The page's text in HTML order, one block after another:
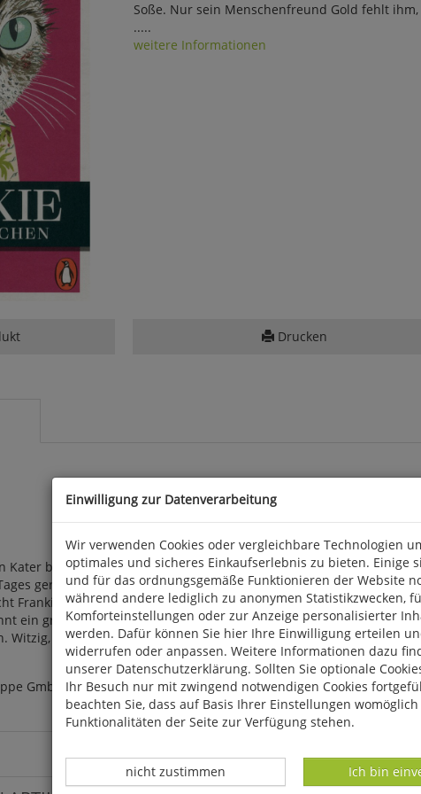
Soße. Nur sein Menschenfreund Gold fehlt
.....
weitere Informationen
Drucken
Kater braucht: einen Riesen-Fernseher, ein Riesen-Bett und Futter
gerät Frankie nach einem nächtlichen Streifzug in ein
Frankie nach einem Weg zurück. Dabei trifft er auf ein Mädchen,
ein großes Abenteuer und die Reise durch ein Land, in dem
klug und zutiefst bewegend. 2026. 235 S., Format: 13 x 20,4
GmbH, Neumarkter Str. 28, D 81673 München,
Einwilligung zur Datenverarbeitung
Wir verwenden Cookies oder vergleichbare Technologien
optimales und sicheres Einkaufserlebnis zu bieten. Einige
und für das ordnungsgemäße Funktionieren der Website
während andere lediglich zu anonymen Statistikzwecken,
Komforteinstellungen oder zur Anzeige personalisierter
werden. Dafür können Sie hier Ihre Einwilligung erteilen
widerrufen oder anpassen. Weitere Informationen dazu
unserer Datenschutzerklärung. Sollten Sie optionale
Ihr Besuch nur mit zwingend notwendigen Cookies
beachten Sie, dass auf Basis Ihrer Einstellungen
Funktionalitäten der Seite zur Verfügung stehen.
Ich bin
Datenverarbeitung -
nicht zustimmen